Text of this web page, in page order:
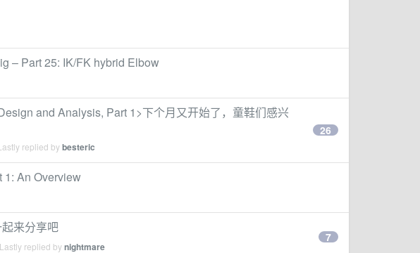
– Part 25: IK/FK hybrid Elbow
and Analysis, Part 1>下个月又开始了，童鞋们感兴
replied bybesteric
26
1: An Overview
来分享吧
replied bynightmare
7